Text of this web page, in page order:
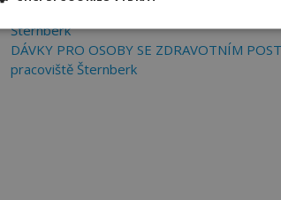
Šternberk
DÁVKY PRO OSOBY SE ZDRAVOTNÍM
pracoviště Šternberk